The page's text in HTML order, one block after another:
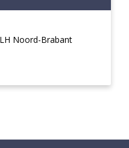
Noord-Brabant